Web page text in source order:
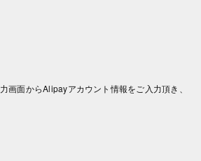
画面からAlipayアカウント情報をご入力頂き、